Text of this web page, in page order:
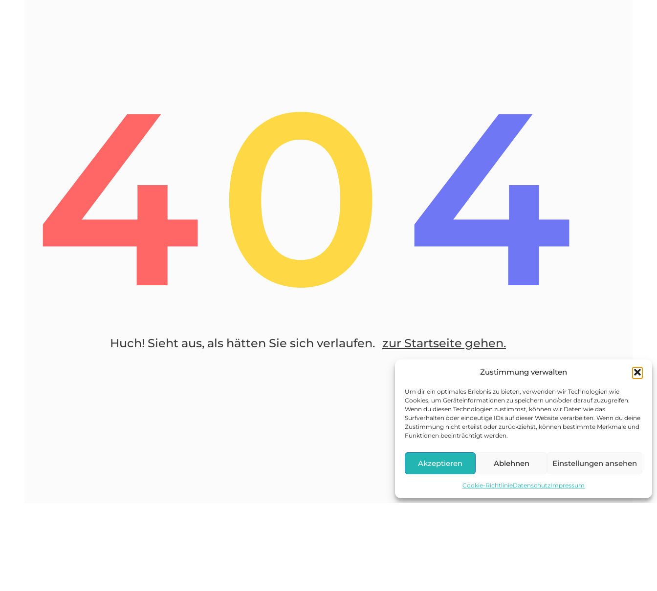
Zustimmung verwalten
Um dir ein optimales Erlebnis zu bieten, verwenden wir Technologien wie
Cookies, um Geräteinformationen zu speichern und/oder darauf zuzugreifen.
Wenn du diesen Technologien zustimmst, können wir Daten wie das
Surfverhalten oder eindeutige IDs auf dieser Website verarbeiten. Wenn du deine
Zustimmung nicht erteilst oder zurückziehst, können bestimmte Merkmale und
Funktionen beeinträchtigt werden.
Akzeptieren Ablehnen Einstellungen ansehen
Cookie-RichtlinieDatenschutzImpressum
404
Huch! Sieht aus, als hätten Sie sich verlaufen. zur Startseite gehen.